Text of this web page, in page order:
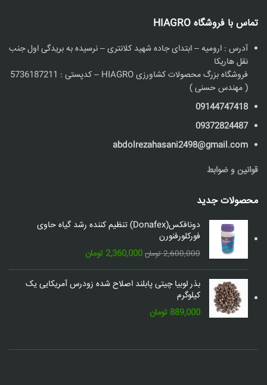
تماس با فروشگاه HIAGRO
آدرس : ارومیه – ابتدای جاده شهید کلانتری – نرسیده به بریدگی اول جنب
نقل هاریکا
فروشگاه بزرگ محصولات کشاورزی HIAGRO – کدپستی : 5736187211
( مهندس حسنی )
09144747418
09372824487
abdolrezahasani2498@gmail.com
قوانین و ضوابط
محصولات جدید
دونافکس(Donafex) تنظیم کننده رشد گیاه حاوی
فورکلورفنورن
2,600,000 تومان قیمت
اصلی:
2,600,000 تومان
2,360,000 تومانقیمت
فعلی:
2,360,000 تومان.
بذر لوبیا چیتی پابلند اصلاح شده زودرس آمریکایی یک
کیلوگرم
889,000 تومان